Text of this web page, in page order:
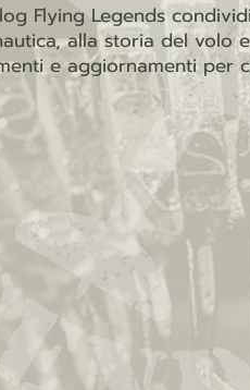
Flying Legends
alla storia del volo
e aggiornamenti per